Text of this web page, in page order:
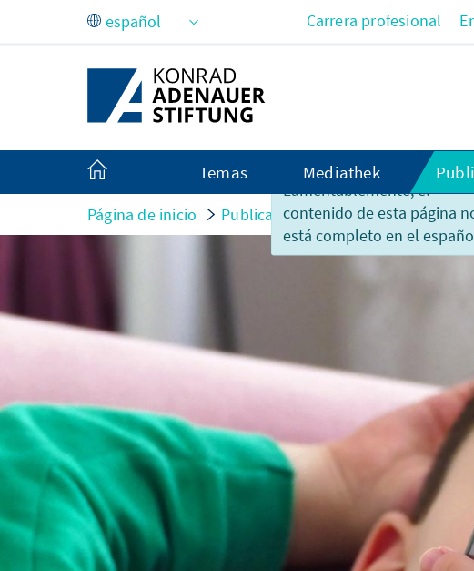
Saltar al contenido principal
Lamentablemente, el
contenido de esta página
está completo en el
Carrera profesional
Temas Mediathek
Página de inicio Publicaciones kurzum Neue